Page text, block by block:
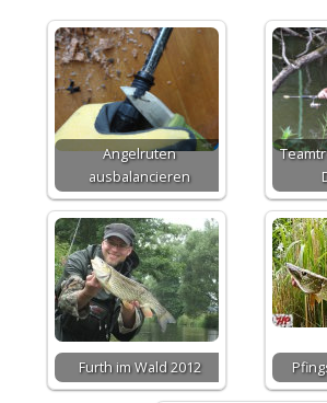
Angelruten
ausbalancieren
Furth im Wald 2012